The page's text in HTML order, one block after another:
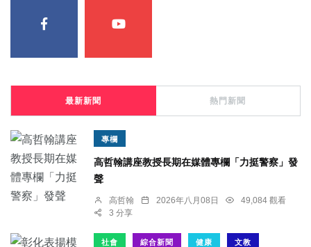
最新新聞 熱門新聞
專欄
高哲翰講座教授長期在媒體專欄「力挺警察」發
聲
高哲翰 2026年八月08日
49,084 觀看
3 分享
社會 綜合新聞 健康 文教